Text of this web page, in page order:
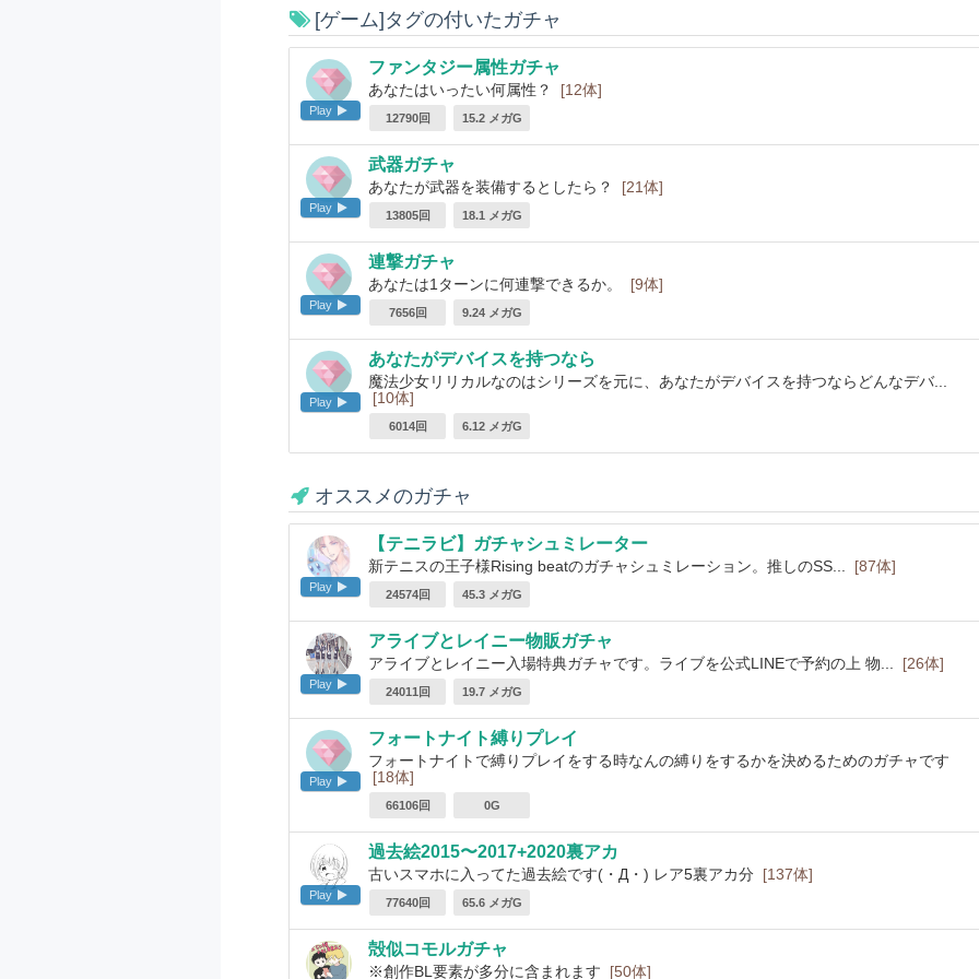
[ゲーム]タグの付いたガチャ
Play
ファンタジー属性ガチャ
あなたはいったい何属性？ [12体]
12790回 15.2 メガG
Play
武器ガチャ
あなたが武器を装備するとしたら？ [21体]
13805回 18.1 メガG
Play
連撃ガチャ
あなたは1ターンに何連撃できるか。 [9体]
7656回 9.24 メガG
Play
あなたがデバイスを持つなら
魔法少女リリカルなのはシリーズを元に、あなたがデバイスを持つならどんなデバ...
[10体]
6014回 6.12 メガG
オススメのガチャ
Play
【テニラビ】ガチャシュミレーター
新テニスの王子様Rising beatのガチャシュミレーション。推しのSS... [87体]
24574回 45.3 メガG
Play
アライブとレイニー物販ガチャ
アライブとレイニー入場特典ガチャです。ライブを公式LINEで予約の上 物... [26体]
24011回 19.7 メガG
Play
フォートナイト縛りプレイ
フォートナイトで縛りプレイをする時なんの縛りをするかを決めるためのガチャです
[18体]
66106回 0G
Play
過去絵2015〜2017+2020裏アカ
古いスマホに入ってた過去絵です(・Д・) レア5裏アカ分 [137体]
77640回 65.6 メガG
殻似コモルガチャ
※創作BL要素が多分に含まれます [50体]